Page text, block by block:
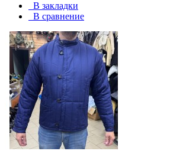
В закладки
В сравнение